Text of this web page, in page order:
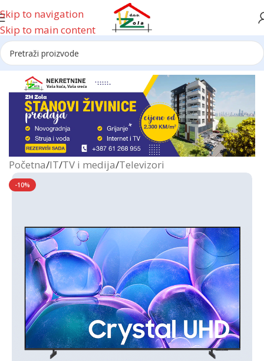
Skip to navigation
Skip to main content
Reklama
Početna/IT/TV i medija/Televizori
-10%